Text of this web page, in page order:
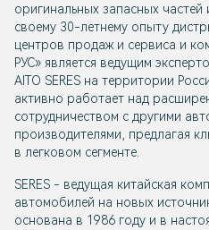
оригинальных запасных частей
своему 30-летнему опыту
центров продаж и сервиса и
РУС» является ведущим
AITO SERES на территории
активно работает над
сотрудничеством с другими
производителями, предлагая
в легковом сегменте.
SERES - ведущая китайская
автомобилей на новых
основана в 1986 году и в